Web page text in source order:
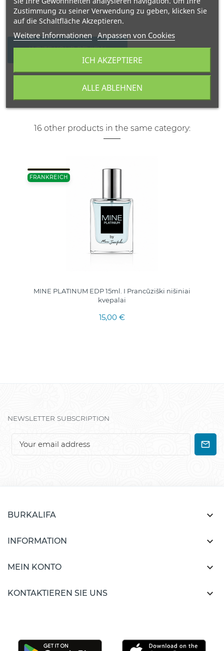
WRITE YOUR REVIEW
16 other products in the same category:
FRANKREICH
MINE PLATINUM EDP 15ml. I Prancūziški nišiniai
kvepalai
15,00 €
NEWSLETTER SUBSCRIPTION
BURKALIFA 
INFORMATION 
MEIN KONTO 
KONTAKTIEREN SIE UNS 
Zustimmung zu seiner Verwendung zu geben, klicken Sie
auf die Schaltfläche Akzeptieren.
Weitere Informationen Anpassen von Cookies
ALLE ABLEHNEN
ICH AKZEPTIERE